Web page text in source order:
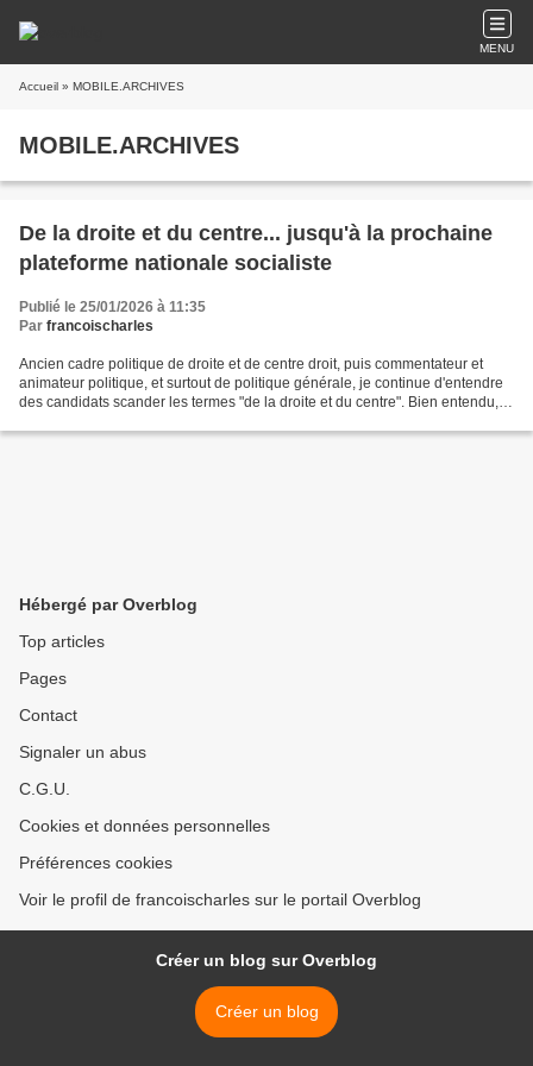
MENU
Accueil » MOBILE.ARCHIVES
MOBILE.ARCHIVES
De la droite et du centre... jusqu'à la prochaine
plateforme nationale socialiste
Publié le 25/01/2026 à 11:35
Par francoischarles
Ancien cadre politique de droite et de centre droit, puis commentateur et
animateur politique, et surtout de politique générale, je continue d'entendre
des candidats scander les termes "de la droite et du centre". Bien entendu, il
Hébergé par Overblog
Top articles
Pages
Contact
Signaler un abus
C.G.U.
Cookies et données personnelles
Préférences cookies
Voir le profil de francoischarles sur le portail Overblog
Créer un blog sur Overblog
Créer un blog